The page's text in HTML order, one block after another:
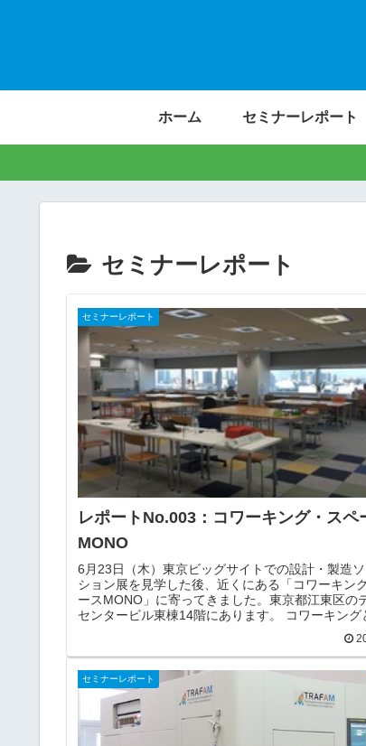
ホーム セミナーレポート
セミナーレポート
セミナーレポート
レポートNo.003：コワーキング・スペ
MONO
6月23日（木）東京ビッグサイトでの設計・製造
ション展を見学した後、近くにある「コワーキン
ースMONO」に寄ってきました。東京都江東区の
センタービル東棟14階にあります。 コワーキング
務所スペース、会議室、打ち合わせスペースなど
ながら独立した仕事を行う共働ワークスタイルを
す。コワーキングは、独立して働きつつも価値観
る参加者同士のグループ内で社交や懇親が図れる働
あり、コスト削減や利便性といったメリットだけで
く、才能ある他の分野の人たちと刺激し合い、仕
相乗効果が期待できるという面も持っています。
んには、3Dプリンタや...
セミナーレポート